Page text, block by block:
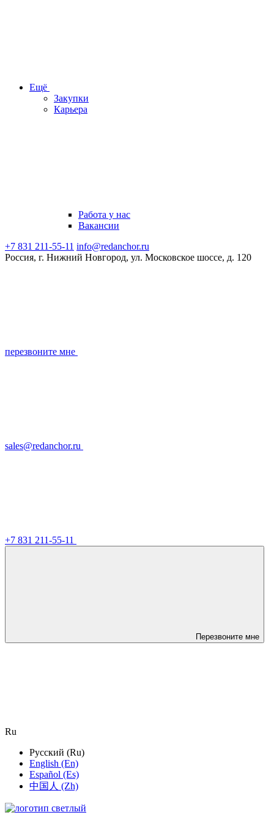
Ещё
Закупки
Карьера
Работа у нас
Вакансии
+7 831 211-55-11 info@redanchor.ru
Россия, г. Нижний Новгород, ул. Московское шоссе, д. 120
перезвоните мне
sales@redanchor.ru
+7 831 211-55-11
Перезвоните мне
Ru
Русский (Ru)
English (En)
Español (Es)
中国人 (Zh)